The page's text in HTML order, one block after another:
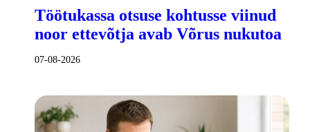
Töötukassa otsuse kohtusse viinud
noor ettevõtja avab Võrus nukutoa
07-08-2026